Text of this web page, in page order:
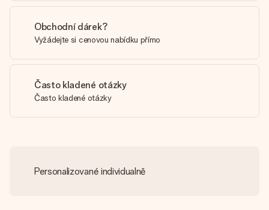
Obchodní dárek?
Vyžádejte si cenovou nabídku přímo
Často kladené otázky
Často kladené otázky
Personalizované individualně